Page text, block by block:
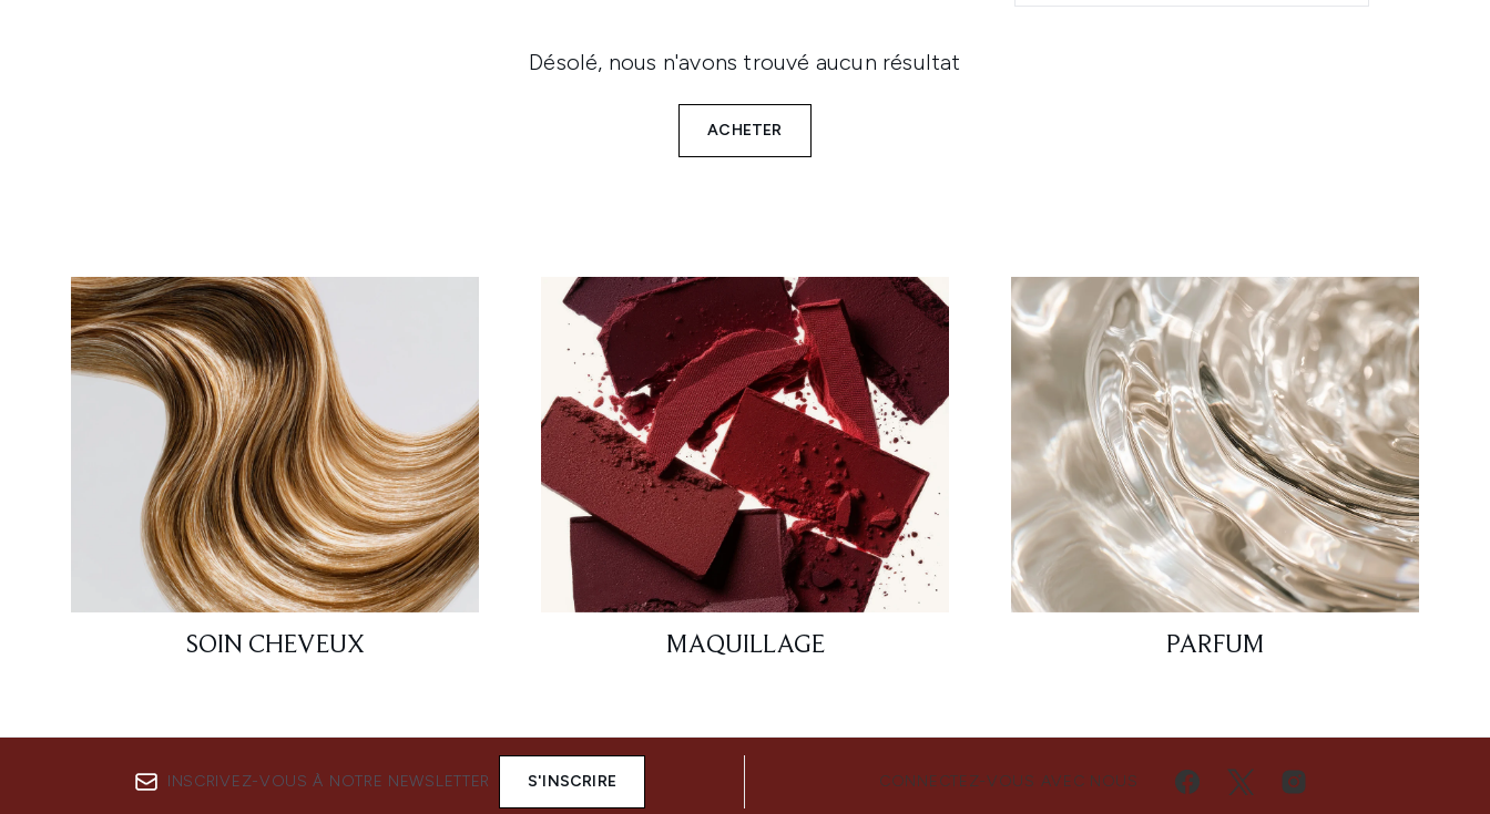
Désolé, nous n'avons trouvé aucun résultat
ACHETER
SOIN CHEVEUX MAQUILLAGE PARFUM
INSCRIVEZ-VOUS À NOTRE NEWSLETTER S'INSCRIRE CONNECTEZ-VOUS AVEC NOUS